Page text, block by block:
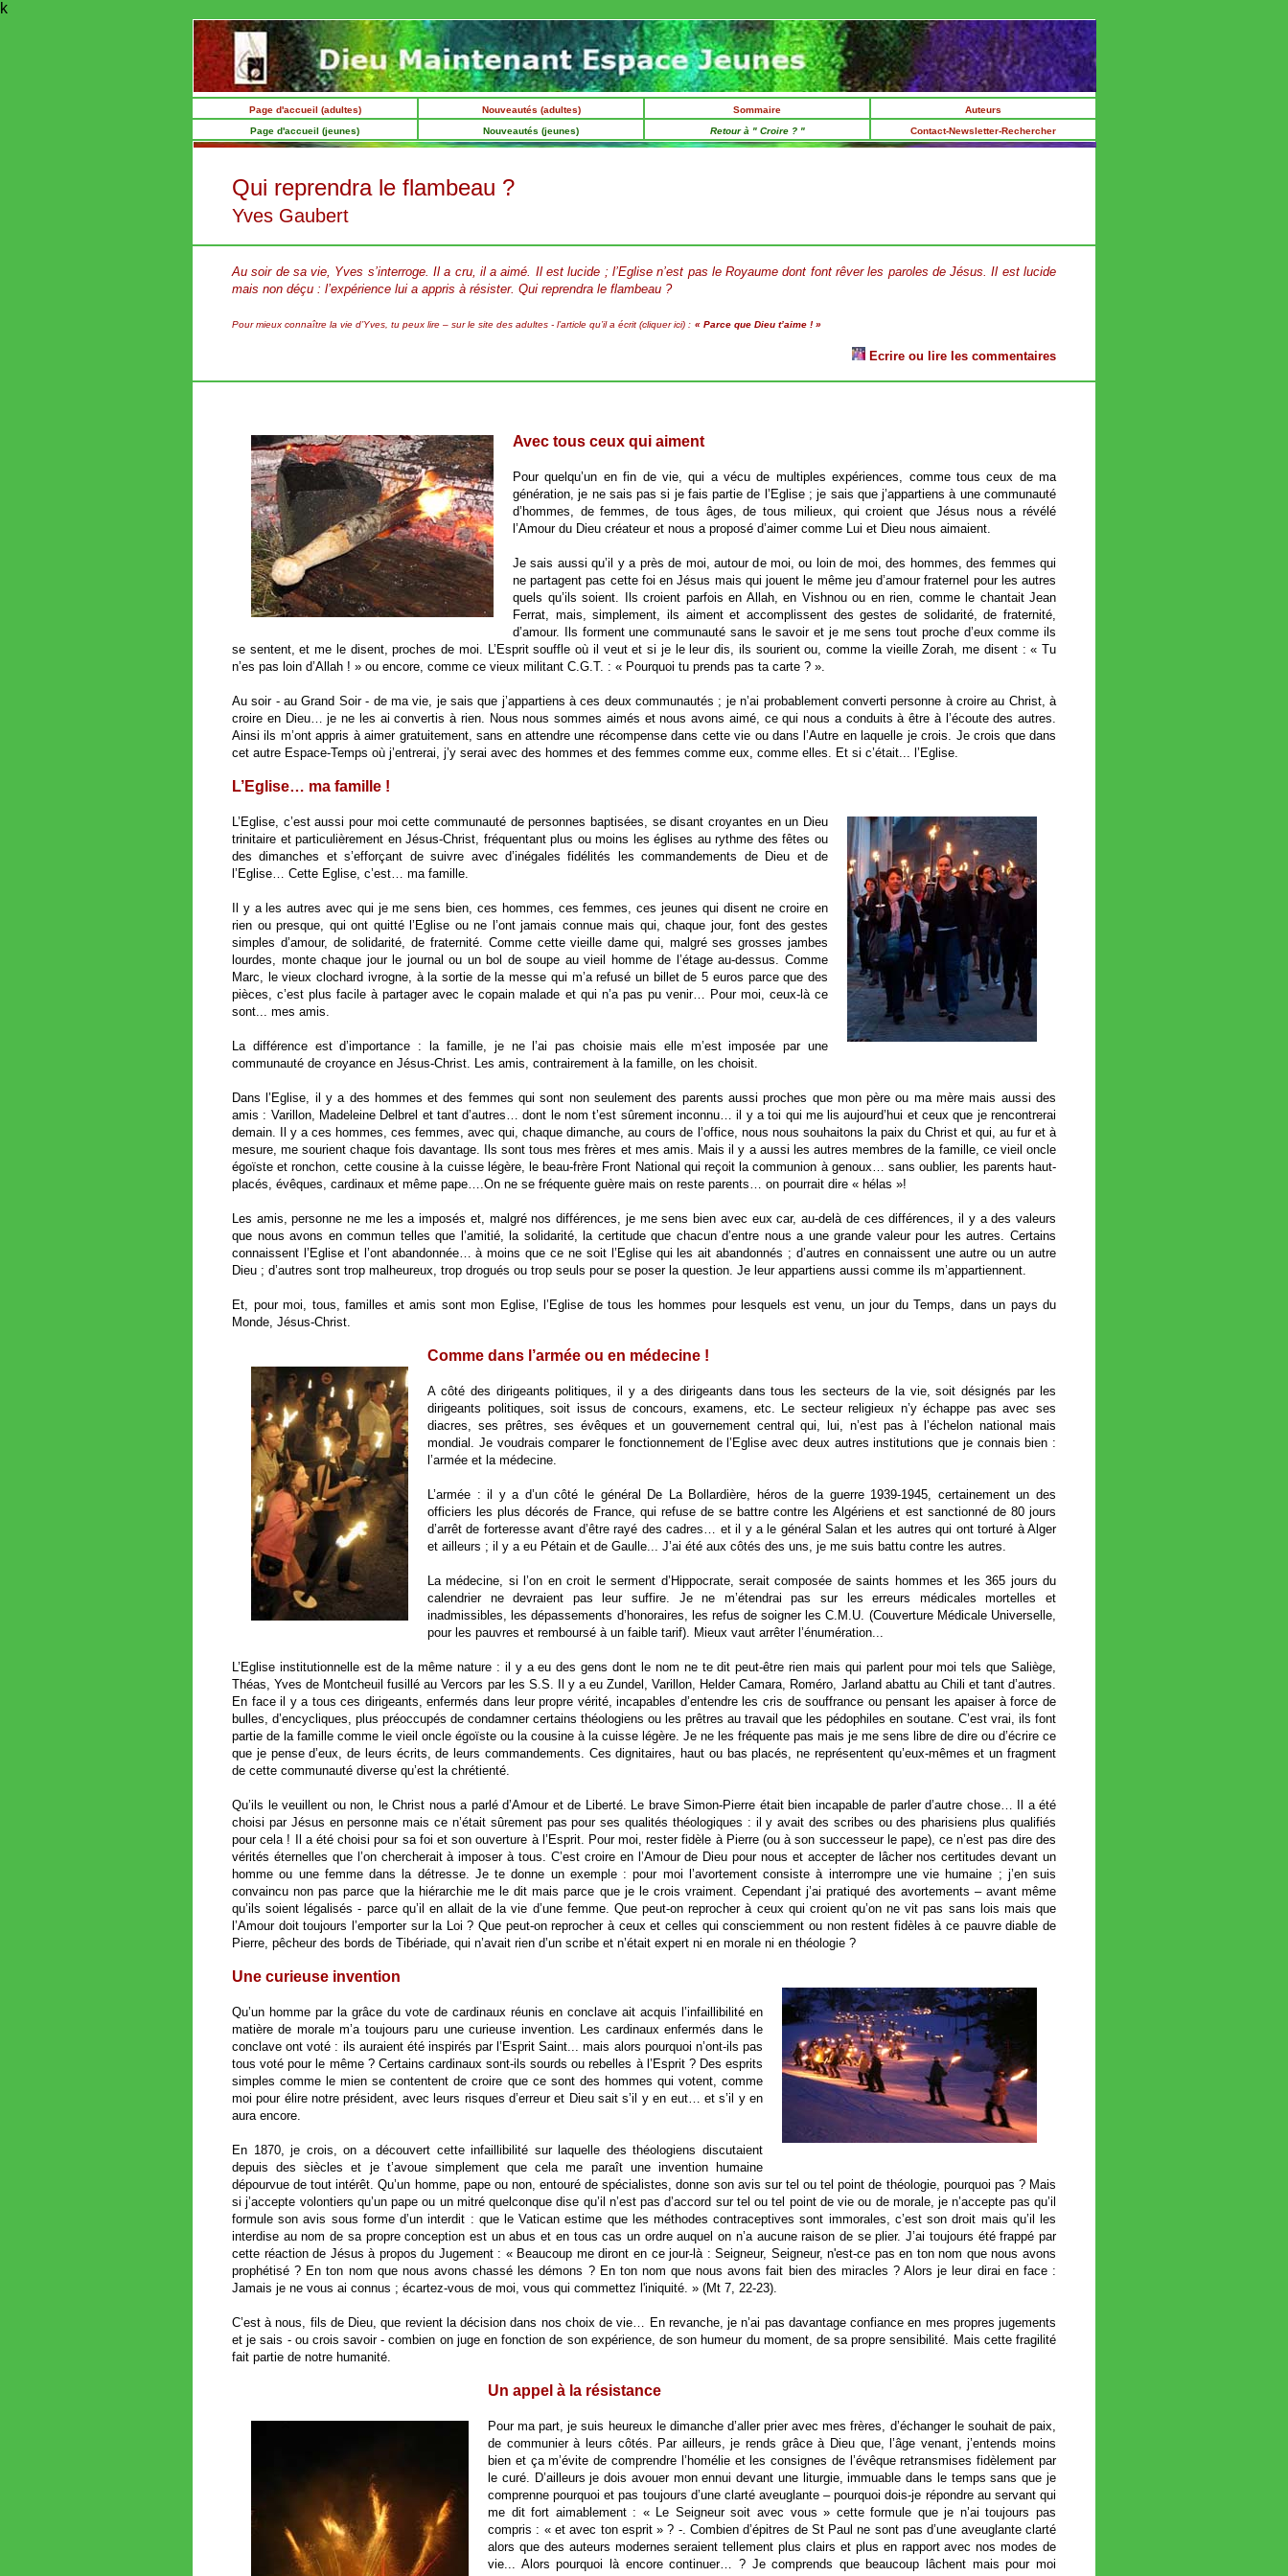
k
Page d'accueil (adultes) Nouveautés (adultes) Sommaire
Auteurs
Page d'accueil (jeunes)
Nouveautés (jeunes) Retour à " Croire ? " Contact-Newsletter-Rechercher
Qui reprendra le flambeau ?
Yves Gaubert
Au soir de sa vie, Yves s’interroge. Il a cru, il a aimé. Il est lucide ; l’Eglise n’est pas le Royaume dont font rêver les paroles de Jésus. Il est lucide
mais non déçu : l’expérience lui a appris à résister. Qui reprendra le flambeau ?
Pour mieux connaître la vie d’Yves, tu peux lire – sur le site des adultes - l’article qu’il a écrit (cliquer ici) : « Parce que Dieu t’aime ! »
Ecrire ou lire les commentaires
Avec tous ceux qui aiment
Pour quelqu’un en fin de vie, qui a vécu de multiples expériences, comme tous ceux de ma
génération, je ne sais pas si je fais partie de l’Eglise ; je sais que j’appartiens à une communauté
d’hommes, de femmes, de tous âges, de tous milieux, qui croient que Jésus nous a révélé
l’Amour du Dieu créateur et nous a proposé d’aimer comme Lui et Dieu nous aimaient.
Je sais aussi qu’il y a près de moi, autour de moi, ou loin de moi, des hommes, des femmes qui
ne partagent pas cette foi en Jésus mais qui jouent le même jeu d’amour fraternel pour les autres
quels qu’ils soient. Ils croient parfois en Allah, en Vishnou ou en rien, comme le chantait Jean
Ferrat, mais, simplement, ils aiment et accomplissent des gestes de solidarité, de fraternité,
d’amour. Ils forment une communauté sans le savoir et je me sens tout proche d’eux comme ils
se sentent, et me le disent, proches de moi. L’Esprit souffle où il veut et si je le leur dis, ils sourient ou, comme la vieille Zorah, me disent : « Tu
n’es pas loin d’Allah ! » ou encore, comme ce vieux militant C.G.T. : « Pourquoi tu prends pas ta carte ? ».
Au soir - au Grand Soir - de ma vie, je sais que j’appartiens à ces deux communautés ; je n’ai probablement converti personne à croire au Christ, à
croire en Dieu… je ne les ai convertis à rien. Nous nous sommes aimés et nous avons aimé, ce qui nous a conduits à être à l’écoute des autres.
Ainsi ils m’ont appris à aimer gratuitement, sans en attendre une récompense dans cette vie ou dans l’Autre en laquelle je crois. Je crois que dans
cet autre Espace-Temps où j’entrerai, j’y serai avec des hommes et des femmes comme eux, comme elles. Et si c’était... l’Eglise.
L’Eglise… ma famille !
L’Eglise, c’est aussi pour moi cette communauté de personnes baptisées, se disant croyantes en un Dieu
trinitaire et particulièrement en Jésus-Christ, fréquentant plus ou moins les églises au rythme des fêtes ou
des dimanches et s’efforçant de suivre avec d’inégales fidélités les commandements de Dieu et de
l’Eglise… Cette Eglise, c’est… ma famille.
Il y a les autres avec qui je me sens bien, ces hommes, ces femmes, ces jeunes qui disent ne croire en
rien ou presque, qui ont quitté l’Eglise ou ne l’ont jamais connue mais qui, chaque jour, font des gestes
simples d’amour, de solidarité, de fraternité. Comme cette vieille dame qui, malgré ses grosses jambes
lourdes, monte chaque jour le journal ou un bol de soupe au vieil homme de l’étage au-dessus. Comme
Marc, le vieux clochard ivrogne, à la sortie de la messe qui m’a refusé un billet de 5 euros parce que des
pièces, c’est plus facile à partager avec le copain malade et qui n’a pas pu venir… Pour moi, ceux-là ce
sont... mes amis.
La différence est d’importance : la famille, je ne l’ai pas choisie mais elle m’est imposée par une
communauté de croyance en Jésus-Christ. Les amis, contrairement à la famille, on les choisit.
Dans l’Eglise, il y a des hommes et des femmes qui sont non seulement des parents aussi proches que mon père ou ma mère mais aussi des
amis : Varillon, Madeleine Delbrel et tant d’autres… dont le nom t’est sûrement inconnu… il y a toi qui me lis aujourd’hui et ceux que je rencontrerai
demain. Il y a ces hommes, ces femmes, avec qui, chaque dimanche, au cours de l’office, nous nous souhaitons la paix du Christ et qui, au fur et à
mesure, me sourient chaque fois davantage. Ils sont tous mes frères et mes amis. Mais il y a aussi les autres membres de la famille, ce vieil oncle
égoïste et ronchon, cette cousine à la cuisse légère, le beau-frère Front National qui reçoit la communion à genoux… sans oublier, les parents haut-
placés, évêques, cardinaux et même pape….On ne se fréquente guère mais on reste parents… on pourrait dire « hélas »!
Les amis, personne ne me les a imposés et, malgré nos différences, je me sens bien avec eux car, au-delà de ces différences, il y a des valeurs
que nous avons en commun telles que l’amitié, la solidarité, la certitude que chacun d’entre nous a une grande valeur pour les autres. Certains
connaissent l’Eglise et l’ont abandonnée… à moins que ce ne soit l’Eglise qui les ait abandonnés ; d’autres en connaissent une autre ou un autre
Dieu ; d’autres sont trop malheureux, trop drogués ou trop seuls pour se poser la question. Je leur appartiens aussi comme ils m’appartiennent.
Et, pour moi, tous, familles et amis sont mon Eglise, l’Eglise de tous les hommes pour lesquels est venu, un jour du Temps, dans un pays du
Monde, Jésus-Christ.
Comme dans l’armée ou en médecine !
A côté des dirigeants politiques, il y a des dirigeants dans tous les secteurs de la vie, soit désignés par les
dirigeants politiques, soit issus de concours, examens, etc. Le secteur religieux n’y échappe pas avec ses
diacres, ses prêtres, ses évêques et un gouvernement central qui, lui, n’est pas à l’échelon national mais
mondial. Je voudrais comparer le fonctionnement de l’Eglise avec deux autres institutions que je connais bien :
l’armée et la médecine.
L’armée : il y a d’un côté le général De La Bollardière, héros de la guerre 1939-1945, certainement un des
officiers les plus décorés de France, qui refuse de se battre contre les Algériens et est sanctionné de 80 jours
d’arrêt de forteresse avant d’être rayé des cadres… et il y a le général Salan et les autres qui ont torturé à Alger
et ailleurs ; il y a eu Pétain et de Gaulle... J’ai été aux côtés des uns, je me suis battu contre les autres.
La médecine, si l’on en croit le serment d’Hippocrate, serait composée de saints hommes et les 365 jours du
calendrier ne devraient pas leur suffire. Je ne m’étendrai pas sur les erreurs médicales mortelles et
inadmissibles, les dépassements d’honoraires, les refus de soigner les C.M.U. (Couverture Médicale Universelle,
pour les pauvres et remboursé à un faible tarif). Mieux vaut arrêter l’énumération...
L’Eglise institutionnelle est de la même nature : il y a eu des gens dont le nom ne te dit peut-être rien mais qui parlent pour moi tels que Saliège,
Théas, Yves de Montcheuil fusillé au Vercors par les S.S. Il y a eu Zundel, Varillon, Helder Camara, Roméro, Jarland abattu au Chili et tant d’autres.
En face il y a tous ces dirigeants, enfermés dans leur propre vérité, incapables d’entendre les cris de souffrance ou pensant les apaiser à force de
bulles, d’encycliques, plus préoccupés de condamner certains théologiens ou les prêtres au travail que les pédophiles en soutane. C’est vrai, ils font
partie de la famille comme le vieil oncle égoïste ou la cousine à la cuisse légère. Je ne les fréquente pas mais je me sens libre de dire ou d’écrire ce
que je pense d’eux, de leurs écrits, de leurs commandements. Ces dignitaires, haut ou bas placés, ne représentent qu’eux-mêmes et un fragment
de cette communauté diverse qu’est la chrétienté.
Qu’ils le veuillent ou non, le Christ nous a parlé d’Amour et de Liberté. Le brave Simon-Pierre était bien incapable de parler d’autre chose… Il a été
choisi par Jésus en personne mais ce n’était sûrement pas pour ses qualités théologiques : il y avait des scribes ou des pharisiens plus qualifiés
pour cela ! Il a été choisi pour sa foi et son ouverture à l’Esprit. Pour moi, rester fidèle à Pierre (ou à son successeur le pape), ce n’est pas dire des
vérités éternelles que l’on chercherait à imposer à tous. C’est croire en l’Amour de Dieu pour nous et accepter de lâcher nos certitudes devant un
homme ou une femme dans la détresse. Je te donne un exemple : pour moi l’avortement consiste à interrompre une vie humaine ; j’en suis
convaincu non pas parce que la hiérarchie me le dit mais parce que je le crois vraiment. Cependant j’ai pratiqué des avortements – avant même
qu’ils soient légalisés - parce qu’il en allait de la vie d’une femme. Que peut-on reprocher à ceux qui croient qu’on ne vit pas sans lois mais que
l’Amour doit toujours l’emporter sur la Loi ? Que peut-on reprocher à ceux et celles qui consciemment ou non restent fidèles à ce pauvre diable de
Pierre, pêcheur des bords de Tibériade, qui n’avait rien d’un scribe et n’était expert ni en morale ni en théologie ?
Une curieuse invention
Qu’un homme par la grâce du vote de cardinaux réunis en conclave ait acquis l’infaillibilité en
matière de morale m’a toujours paru une curieuse invention. Les cardinaux enfermés dans le
conclave ont voté : ils auraient été inspirés par l’Esprit Saint... mais alors pourquoi n’ont-ils pas
tous voté pour le même ? Certains cardinaux sont-ils sourds ou rebelles à l’Esprit ? Des esprits
simples comme le mien se contentent de croire que ce sont des hommes qui votent, comme
moi pour élire notre président, avec leurs risques d’erreur et Dieu sait s’il y en eut… et s’il y en
aura encore.
En 1870, je crois, on a découvert cette infaillibilité sur laquelle des théologiens discutaient
depuis des siècles et je t’avoue simplement que cela me paraît une invention humaine
dépourvue de tout intérêt. Qu’un homme, pape ou non, entouré de spécialistes, donne son avis sur tel ou tel point de théologie, pourquoi pas ? Mais
si j’accepte volontiers qu’un pape ou un mitré quelconque dise qu’il n’est pas d’accord sur tel ou tel point de vie ou de morale, je n’accepte pas qu’il
formule son avis sous forme d’un interdit : que le Vatican estime que les méthodes contraceptives sont immorales, c’est son droit mais qu’il les
interdise au nom de sa propre conception est un abus et en tous cas un ordre auquel on n’a aucune raison de se plier. J’ai toujours été frappé par
cette réaction de Jésus à propos du Jugement : « Beaucoup me diront en ce jour-là : Seigneur, Seigneur, n'est-ce pas en ton nom que nous avons
prophétisé ? En ton nom que nous avons chassé les démons ? En ton nom que nous avons fait bien des miracles ? Alors je leur dirai en face :
Jamais je ne vous ai connus ; écartez-vous de moi, vous qui commettez l'iniquité. » (Mt 7, 22-23).
C’est à nous, fils de Dieu, que revient la décision dans nos choix de vie… En revanche, je n’ai pas davantage confiance en mes propres jugements
et je sais - ou crois savoir - combien on juge en fonction de son expérience, de son humeur du moment, de sa propre sensibilité. Mais cette fragilité
fait partie de notre humanité.
Un appel à la résistance
Pour ma part, je suis heureux le dimanche d’aller prier avec mes frères, d’échanger le souhait de paix,
de communier à leurs côtés. Par ailleurs, je rends grâce à Dieu que, l’âge venant, j’entends moins
bien et ça m’évite de comprendre l’homélie et les consignes de l’évêque retransmises fidèlement par
le curé. D’ailleurs je dois avouer mon ennui devant une liturgie, immuable dans le temps sans que je
comprenne pourquoi et pas toujours d’une clarté aveuglante – pourquoi dois-je répondre au servant qui
me dit fort aimablement : « Le Seigneur soit avec vous » cette formule que je n’ai toujours pas
compris : « et avec ton esprit » ? -. Combien d’épitres de St Paul ne sont pas d’une aveuglante clarté
alors que des auteurs modernes seraient tellement plus clairs et plus en rapport avec nos modes de
vie... Alors pourquoi là encore continuer… ? Je comprends que beaucoup lâchent mais pour moi